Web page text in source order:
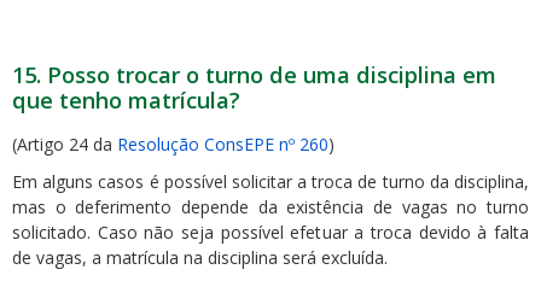
15. Posso trocar o turno de uma disciplina em
que tenho matrícula?
(Artigo 24 da Resolução ConsEPE nº 260)
Em alguns casos é possível solicitar a troca de turno da disciplina,
mas o deferimento depende da existência de vagas no turno
solicitado. Caso não seja possível efetuar a troca devido à falta
de vagas, a matrícula na disciplina será excluída.